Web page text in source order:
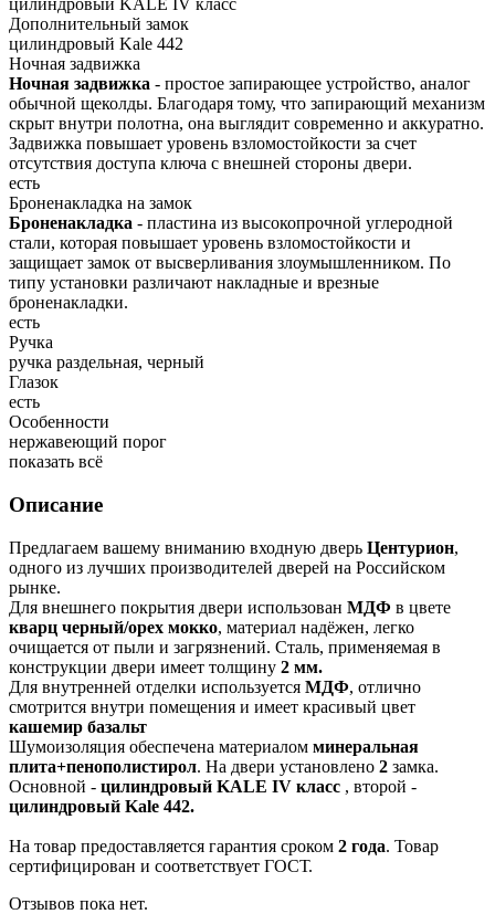
цилиндровый KALE IV класс
Дополнительный замок
цилиндровый Kale 442
Ночная задвижка
Ночная задвижка - простое запирающее устройство, аналог
обычной щеколды. Благодаря тому, что запирающий механизм
скрыт внутри полотна, она выглядит современно и аккуратно.
Задвижка повышает уровень взломостойкости за счет
отсутствия доступа ключа с внешней стороны двери.
есть
Броненакладка на замок
Броненакладка - пластина из высокопрочной углеродной
стали, которая повышает уровень взломостойкости и
защищает замок от высверливания злоумышленником. По
типу установки различают накладные и врезные
броненакладки.
есть
Ручка
ручка раздельная, черный
Глазок
есть
Особенности
нержавеющий порог
показать всё
Описание
Предлагаем вашему вниманию входную дверь Центурион,
одного из лучших производителей дверей на Российском
рынке.
Для внешнего покрытия двери использован МДФ в цвете
кварц черный/орех мокко, материал надёжен, легко
очищается от пыли и загрязнений. Сталь, применяемая в
конструкции двери имеет толщину 2 мм.
Для внутренней отделки используется МДФ, отлично
смотрится внутри помещения и имеет красивый цвет
кашемир базальт
Шумоизоляция обеспечена материалом минеральная
плита+пенополистирол. На двери установлено 2 замка.
Основной - цилиндровый KALE IV класс , второй -
цилиндровый Kale 442.
На товар предоставляется гарантия сроком 2 года. Товар
сертифицирован и соответствует ГОСТ.
Отзывов пока нет.